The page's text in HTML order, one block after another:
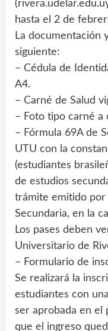
hasta el 2 de
La documentación
siguiente:
– Cédula de
A4.
– Carné de Salud
– Foto tipo carné a
– Fórmula 69A de
UTU con la
(estudiantes
de estudios
trámite emitido por
Secundaria, en la
Los pases deben
Universitario de
– Formulario de
Se realizará la
estudiantes con
ser aprobada en el
que el ingreso